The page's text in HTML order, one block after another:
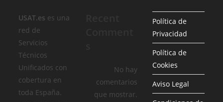
USAT.es es una
red de
Servicios
Técnicos
Unificados con
cobertura en
toda España.
No hay
comentarios
que mostrar.
Política de
Privacidad
Política de
Cookies
Aviso Legal